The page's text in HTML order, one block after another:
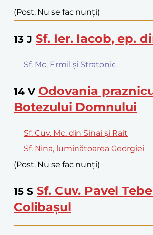
(Post. Nu se fac nunți)
13 J Sf. Ier. Iacob, ep.
Sf. Mc. Ermil și Stratonic
14 V Odovania
Botezului Domnului
Sf. Cuv. Mc. din Sinai și Rait
Sf. Nina, luminătoarea Georgiei
(Post. Nu se fac nunți)
15 S Sf. Cuv. Pavel
Colibașul